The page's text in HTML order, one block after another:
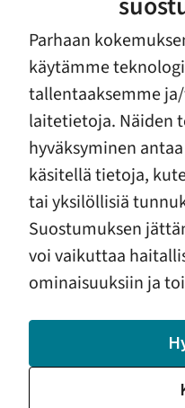
Parhaan
käytämme
tallentaaksemme
laitetietoja. Näiden
hyväksyminen
käsitellä tietoja,
tai yksilöllisiä
Suostumuksen
voi vaikuttaa
ominaisuuksiin ja
Ensi- ja
osaamisen
Ensi- ja turvakotien liitolla
erityisosaamista
perhe- ja
Suomi
Ensi- ja turvakotien liitto
Ero
Podcast jaksossa
vauva-aikana ja miten